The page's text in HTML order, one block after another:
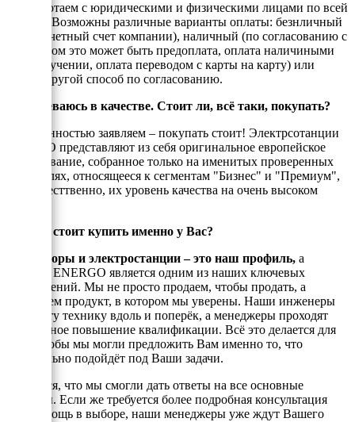
Мы работаем с юридическими и физическими лицами по всей
России. Возможны различные варианты оплаты: безнличный
(на рассчетный счет компании), наличный (по согласованию с
енеджером это может быть предоплата, оплата наличиными
при получении, оплата переводом с карты на карту) или
любой другой способ по согласованию.
Я сомневаюсь в качестве. Стоит ли, всё таки, покупать?
С уверенностью заявляем – покупать стоит! Электрсотанции
ЭНЕРГО представляют из себя оригинальное европейское
оборудование, собранное только на именитых проверенных
двигателях, относящееся к сегментам "Бизнес" и "Премиум",
а, ссотвесттвенно, их уровень качества на очень высоком
Почему стоит купить именно у Вас?
Генераторы и электростанции – это наш профиль, а
техника ENERGO является одним из наших ключевых
направлений. Мы не просто продаем, чтобы продать, а
реализуем продукт, в котором мы уверены. Наши инженеры
знают эту технику вдоль и поперёк, а менеджеры проходят
постоянное повышение квалификации. Всё это делается для
того, чтобы мы могли предложить Вам именно то, что
оптимально подойдёт под Ваши задачи.
Надеемся, что мы смогли дать ответы на все основные
вопросы. Если же требуется более подробная консультация
или помощь в выборе, наши менеджеры уже ждут Вашего